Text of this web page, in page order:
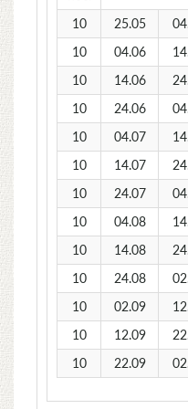
10 25.05
10
04.06
10
14.06
10
24.06
10
04.07
10
14.07
10
24.07
10
04.08
10
14.08
10
24.08
10
02.09
10
12.09
10
22.09